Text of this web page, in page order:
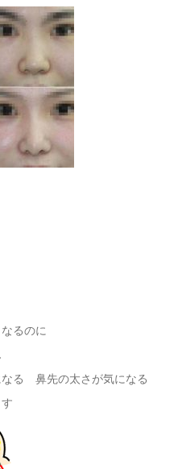
るのに
る 鼻先の太さが気になる